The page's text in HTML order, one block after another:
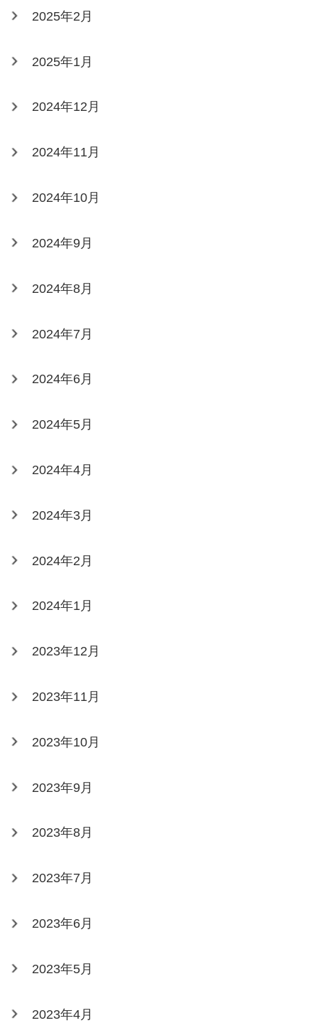
2025年2月
2025年1月
2024年12月
2024年11月
2024年10月
2024年9月
2024年8月
2024年7月
2024年6月
2024年5月
2024年4月
2024年3月
2024年2月
2024年1月
2023年12月
2023年11月
2023年10月
2023年9月
2023年8月
2023年7月
2023年6月
2023年5月
2023年4月